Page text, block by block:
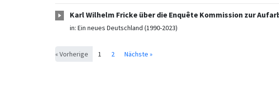
Karl Wilhelm Fricke über die Enquête Kommission zur
in: Ein neues Deutschland (1990-2023)
« Vorherige 1 2 Nächste »